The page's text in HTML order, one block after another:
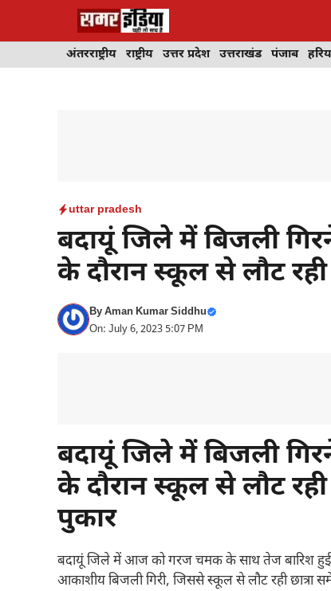
अंतरराष्ट्रीय राष्ट्रीय उत्तर प्रदेश उत्तराखंड पंजाब
uttar pradesh
बदायूं जिले में बिजली
के दौरान स्कूल से लौट
ByAman Kumar Siddhu
On: July 6, 2023 5:07 PM
बदायूं जिले में बिजली
के दौरान स्कूल से लौट
पुकार
बदायूं जिले में आज को गरज चमक के साथ तेज बारिश
आकाशीय बिजली गिरी, जिससे स्कूल से लौट रही छात्रा